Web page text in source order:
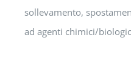
sollevamento,
ad agenti chimici/